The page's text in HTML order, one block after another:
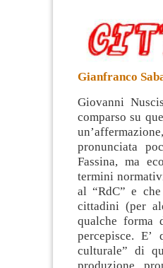
Gianfranco
Giovanni
comparso su
pronunciata
Fassina, ma
termini
al “RdC” e
cittadini (per
qualche forma
percepisce. E’
culturale” di